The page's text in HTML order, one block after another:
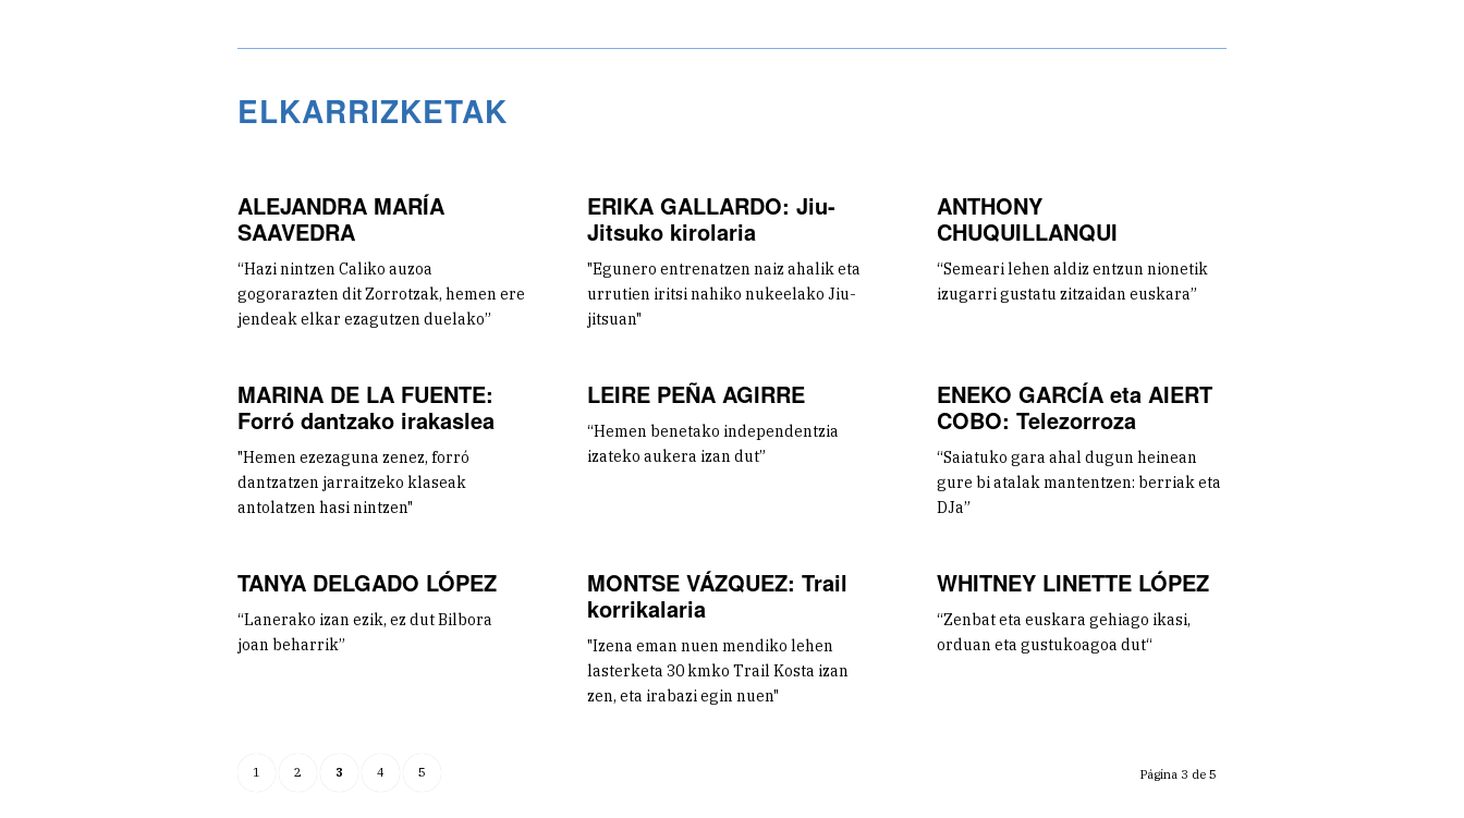
ELKARRIZKETAK
ALEJANDRA MARÍA
SAAVEDRA
“Hazi nintzen Caliko auzoa
gogorarazten dit Zorrotzak, hemen ere
jendeak elkar ezagutzen duelako”
ERIKA GALLARDO: Jiu-
Jitsuko kirolaria
"Egunero entrenatzen naiz ahalik eta
urrutien iritsi nahiko nukeelako Jiu-
jitsuan"
ANTHONY
CHUQUILLANQUI
“Semeari lehen aldiz entzun nionetik
izugarri gustatu zitzaidan euskara”
MARINA DE LA FUENTE:
Forró dantzako irakaslea
"Hemen ezezaguna zenez, forró
dantzatzen jarraitzeko klaseak
antolatzen hasi nintzen"
LEIRE PEÑA AGIRRE
“Hemen benetako independentzia
izateko aukera izan dut”
ENEKO GARCÍA eta AIERT
COBO: Telezorroza
“Saiatuko gara ahal dugun heinean
gure bi atalak mantentzen: berriak eta
DJa”
TANYA DELGADO LÓPEZ
“Lanerako izan ezik, ez dut Bilbora
joan beharrik”
MONTSE VÁZQUEZ: Trail
korrikalaria
"Izena eman nuen mendiko lehen
lasterketa 30 kmko Trail Kosta izan
zen, eta irabazi egin nuen"
WHITNEY LINETTE LÓPEZ
“Zenbat eta euskara gehiago ikasi,
orduan eta gustukoagoa dut“
Página 3 de 5
1 2 3 4 5